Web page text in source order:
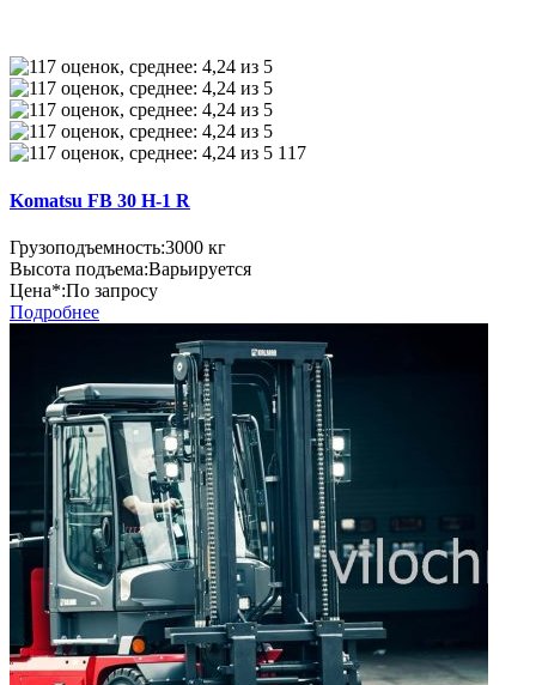
117
Komatsu FB 30 H-1 R
Грузоподъемность:3000 кг
Высота подъема:Варьируется
Цена*:По запросу
Подробнее